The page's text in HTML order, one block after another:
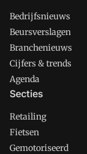
Bedrijfsnieuws
Beursverslagen
Branchenieuws
Cijfers & trends
Agenda
Secties
Retailing
Fietsen
Gemotoriseerd